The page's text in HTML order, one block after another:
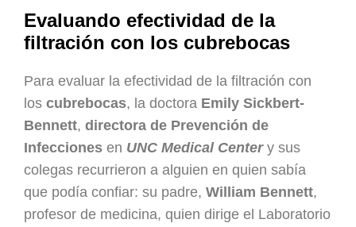
Evaluando efectividad de la
filtración con los cubrebocas
Para evaluar la efectividad de la filtración con
los cubrebocas, la doctora Emily Sickbert-
Bennett, directora de Prevención de
Infecciones en UNC Medical Centery sus
colegas recurrieron a alguien en quien sabía
que podía confiar: su padre, William Bennett,
profesor de medicina, quien dirige el Laboratorio